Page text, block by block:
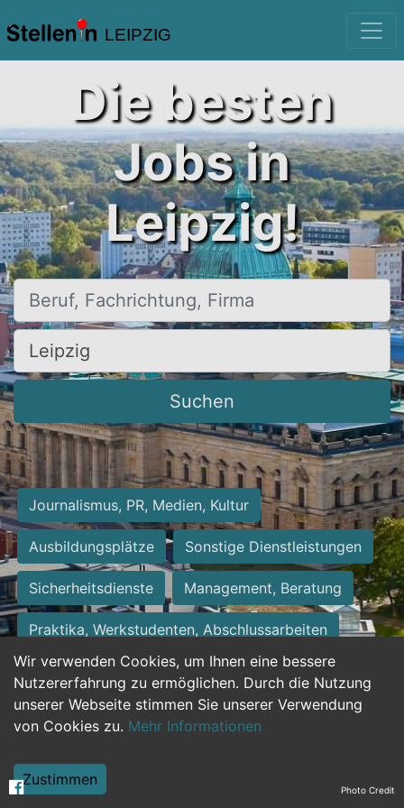
LEIPZIG
Wir verwenden Cookies, um Ihnen eine bessere
Nutzererfahrung zu ermöglichen. Durch die Nutzung
unserer Webseite stimmen Sie unserer Verwendung
von Cookies zu. Mehr Informationen
Zustimmen
Die besten
Jobs in
Leipzig!
Beruf, Fachrichtung, Firma
Ort, Stadt
Suchen
Journalismus, PR, Medien, Kultur
Ausbildungsplätze Sonstige Dienstleistungen
Sicherheitsdienste Management, Beratung
Praktika, Werkstudenten, Abschlussarbeiten
Personalwesen Assistenz, Sekretariat
Hilfskräfte, Aushilfs- und Nebenjobs
Weiterbildung, Studium, duale Ausbildung Photo Credit